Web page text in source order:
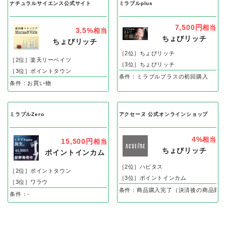
ナチュラルサイエンス公式サイト
3.5%相当
ちょびリッチ
［2位］楽天リーベイツ
［3位］ポイントタウン
条件：お買い物
ミラブルplus
7,500円相当
ちょびリッチ
［2位］ちょびリッチ
［3位］ちょびリッチ
条件：ミラブルプラスの初回購入
ミラブルZero
15,500円 相当
ポイントインカム
［2位］ポイントタウン
［3位］ワラウ
条件：-
アクセーヌ 公式オンラインショップ
4%相当
ちょびリッチ
［2位］ハピタス
［3位］ポイントインカム
条件：商品購入完了（決済後の商品到